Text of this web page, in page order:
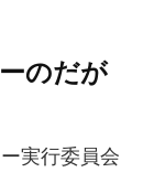
のだが
実行委員会